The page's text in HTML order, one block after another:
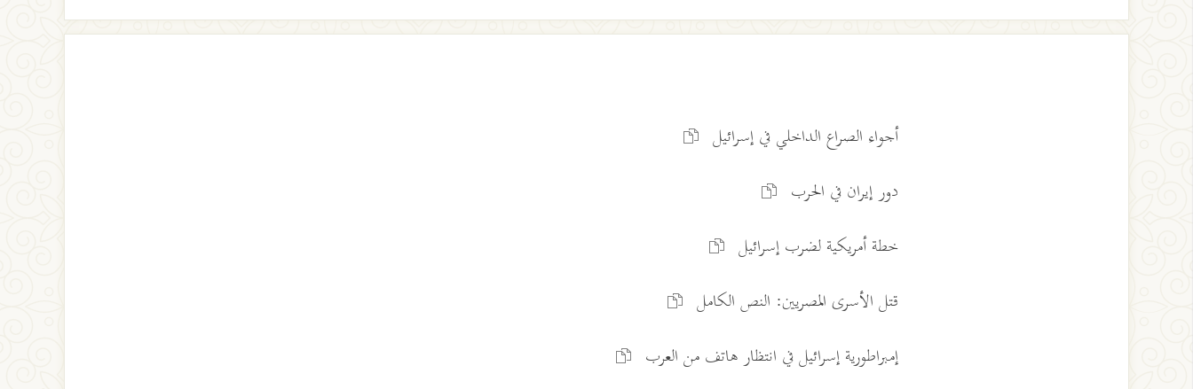
أجواء الصراع الداخلي في إسرائيل
دور إيران في الحرب
خطة أمريكية لضرب إسرائيل
قتل الأسرى المصريين: النص الكامل
إمبراطورية إسرائيل في انتظار هاتف من العرب